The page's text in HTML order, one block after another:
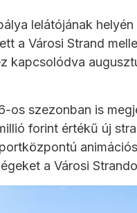
lelátójának
a Városi Strand
kapcsolódva
os szezonban is
forint értékű új
a Városi